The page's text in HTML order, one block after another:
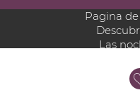
Pagina
Las